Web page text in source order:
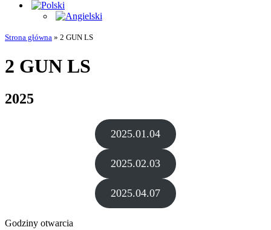
Strona główna » 2 GUN LS
2 GUN LS
2025
2025.01.04
2025.02.03
2025.04.07
Godziny otwarcia